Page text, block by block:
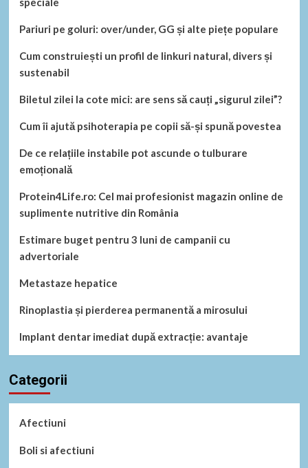
Pariuri pe goluri: over/under, GG și alte piețe populare
Cum construiești un profil de linkuri natural, divers și
sustenabil
Biletul zilei la cote mici: are sens să cauți „sigurul zilei”?
Cum îi ajută psihoterapia pe copii să-și spună povestea
De ce relațiile instabile pot ascunde o tulburare
emoțională
Protein4Life.ro: Cel mai profesionist magazin online de
suplimente nutritive din România
Estimare buget pentru 3 luni de campanii cu
advertoriale
Metastaze hepatice
Rinoplastia și pierderea permanentă a mirosului
Implant dentar imediat după extracție: avantaje
Categorii
Afectiuni
Boli si afectiuni